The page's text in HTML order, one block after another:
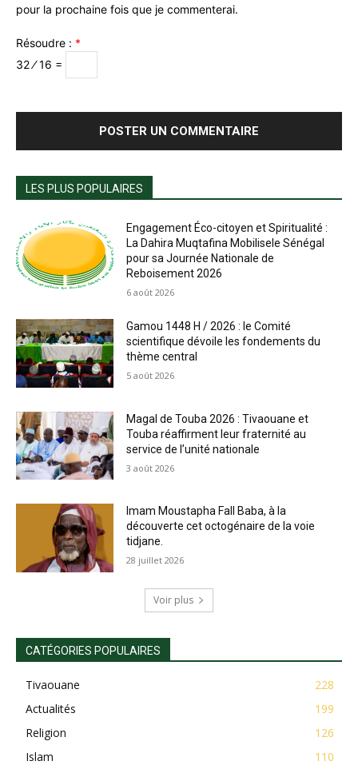
pour la prochaine fois que je commenterai.
Résoudre : *
32 ⁄ 16 =
LES PLUS POPULAIRES
Engagement Éco-citoyen et Spiritualité :
La Dahira Muqtafina Mobilisele Sénégal
pour sa Journée Nationale de
Reboisement 2026
6 août 2026
Gamou 1448 H / 2026 : le Comité
scientifique dévoile les fondements du
thème central
5 août 2026
Magal de Touba 2026 : Tivaouane et
Touba réaffirment leur fraternité au
service de l’unité nationale
3 août 2026
Imam Moustapha Fall Baba, à la
découverte cet octogénaire de la voie
tidjane.
28 juillet 2026
Voir plus
CATÉGORIES POPULAIRES
Tivaouane
228
Actualités
199
Religion
126
Islam
110